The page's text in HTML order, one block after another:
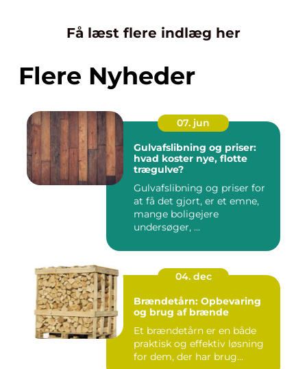
Få læst flere indlæg her
Flere Nyheder
07. jun
Gulvafslibning og priser:
hvad koster nye, flotte
trægulve?
Gulvafslibning og priser for
at få det gjort, er et emne,
mange boligejere
undersøger, ...
04. dec
Brændetårn: Opbevaring
og brug af brænde
Et brændetårn er en både
praktisk og effektiv løsning
for dem, der har brug...